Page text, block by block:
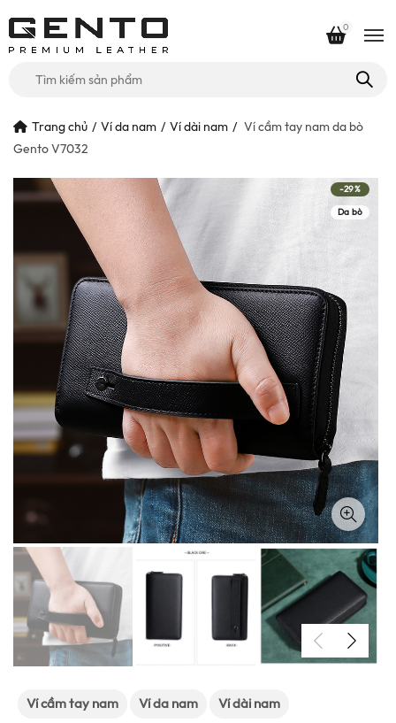
cho:
0
Trang chủ Ví da nam Ví dài nam
Ví cầm tay nam da bò
Gento V7032
-29%
Da bò
Ví cầm tay nam Ví da nam Ví dài nam